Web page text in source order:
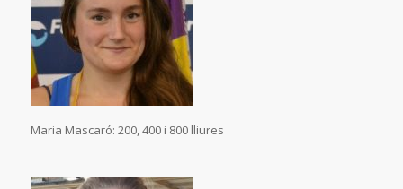
Maria Mascaró: 200, 400 i 800 lliures